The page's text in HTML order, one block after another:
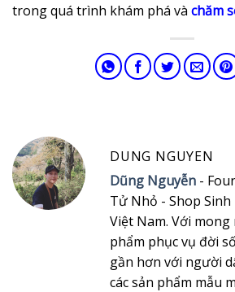
trong quá trình khám phá và chăm
DUNG NGUYEN
Dũng Nguyễn -
Tử Nhỏ - Shop Sinh
Việt Nam. Với mong
phẩm phục vụ đời
gần hơn với người
các sản phẩm mẫu